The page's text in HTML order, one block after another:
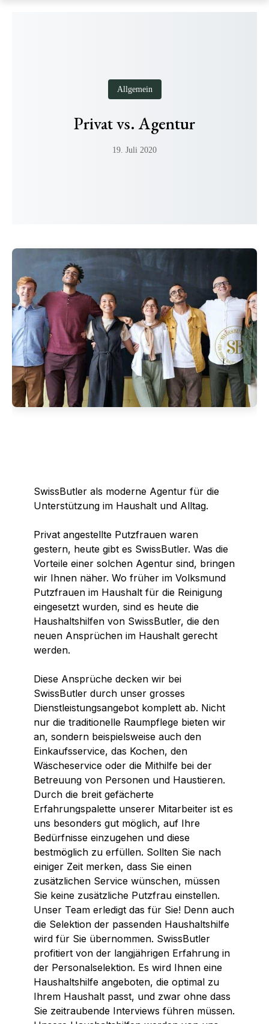
Allgemein
Privat vs. Agentur
19. Juli 2020
SwissButler als moderne Agentur für die
Unterstützung im Haushalt und Alltag.
Privat angestellte Putzfrauen waren
gestern, heute gibt es SwissButler. Was die
Vorteile einer solchen Agentur sind, bringen
wir Ihnen näher. Wo früher im Volksmund
Putzfrauen im Haushalt für die Reinigung
eingesetzt wurden, sind es heute die
Haushaltshilfen von SwissButler, die den
neuen Ansprüchen im Haushalt gerecht
werden.
Diese Ansprüche decken wir bei
SwissButler durch unser grosses
Dienstleistungsangebot komplett ab. Nicht
nur die traditionelle Raumpflege bieten wir
an, sondern beispielsweise auch den
Einkaufsservice, das Kochen, den
Wäscheservice oder die Mithilfe bei der
Betreuung von Personen und Haustieren.
Durch die breit gefächerte
Erfahrungspalette unserer Mitarbeiter ist es
uns besonders gut möglich, auf Ihre
Bedürfnisse einzugehen und diese
bestmöglich zu erfüllen. Sollten Sie nach
einiger Zeit merken, dass Sie einen
zusätzlichen Service wünschen, müssen
Sie keine zusätzliche Putzfrau einstellen.
Unser Team erledigt das für Sie! Denn auch
die Selektion der passenden Haushaltshilfe
wird für Sie übernommen. SwissButler
profitiert von der langjährigen Erfahrung in
der Personalselektion. Es wird Ihnen eine
Haushaltshilfe angeboten, die optimal zu
Ihrem Haushalt passt, und zwar ohne dass
Sie zeitraubende Interviews führen müssen.